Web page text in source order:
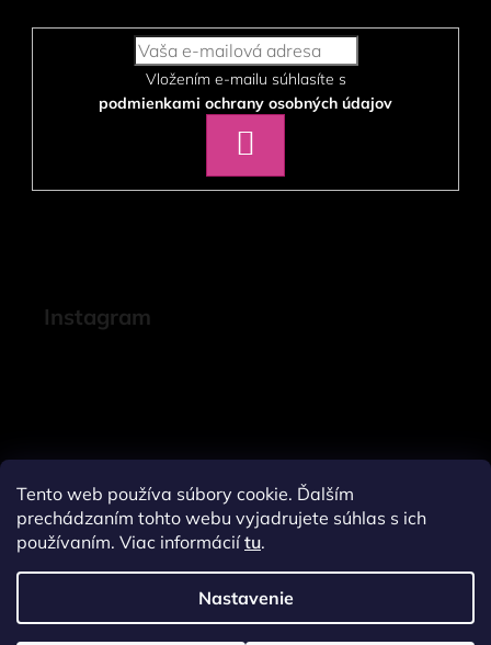
Tento web používa súbory cookie. Ďalším
prechádzaním tohto webu vyjadrujete súhlas s ich
používaním. Viac informáciítu.
Nastavenie
podmienkami ochrany osobných údajov
SA
Instagram